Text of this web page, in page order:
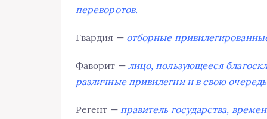
переворотов.
Гвардия — отборные
Фаворит — лицо, пользующееся
различные привилегии и в свою
Регент — правитель государства,